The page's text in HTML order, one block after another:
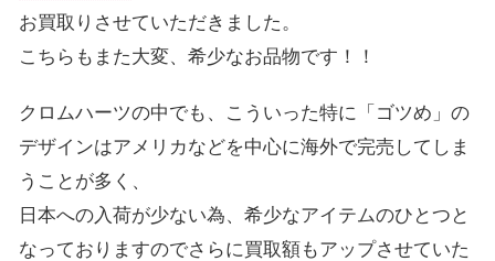
お買取りさせていただきました。
こちらもまた大変、希少なお品物です！！
クロムハーツの中でも、こういった特に「ゴツめ」の
デザインはアメリカなどを中心に海外で完売してしま
うことが多く、
日本への入荷が少ない為、希少なアイテムのひとつと
なっておりますのでさらに買取額もアップさせていた